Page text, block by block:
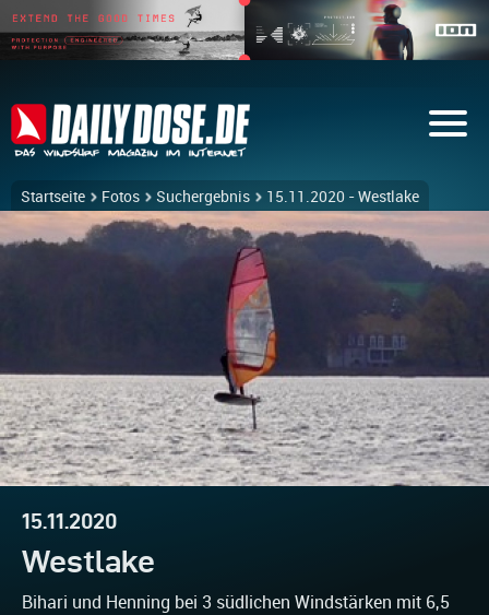
Startseite Fotos Suchergebnis 15.11.2020 - Westlake
15.11.2020
Westlake
Bihari und Henning bei 3 südlichen Windstärken mit 6,5